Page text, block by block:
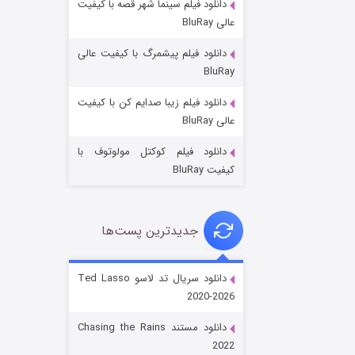
جادوگری در مغولستان
قسمت
دانلود فیلم سینما شهر قصه با کیفیت
عالی BluRay
دانلود فیلم پیشمرگ با کیفیت عالی
BluRay
دانلود فیلم زیبا صدایم کن با کیفیت
عالی BluRay
دانلود فیلم کوکتل مولوتوف با
کیفیت BluRay
جدیدترین پست‌ها
دانلود سریال تد لاسو Ted Lasso
2020-2026
دانلود مستند Chasing the Rains
2022